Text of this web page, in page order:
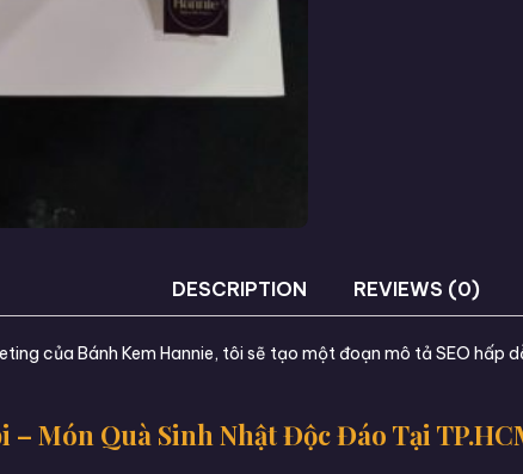
DESCRIPTION REVIEWS (0)
của Bánh Kem Hannie, tôi sẽ tạo một đoạn mô tả SEO hấp
– Món Quà Sinh Nhật Độc Đáo Tại